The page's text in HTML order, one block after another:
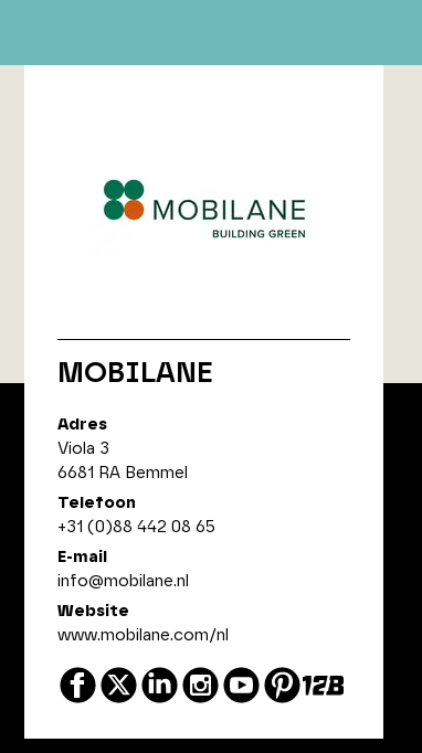
MOBILANE
Adres
Viola 3
6681 RA Bemmel
Telefoon
+31 (0)88 442 08 65
E-mail
info@mobilane.nl
Website
www.mobilane.com/nl
© 2026 XYTO- Alle rechten voorbehouden